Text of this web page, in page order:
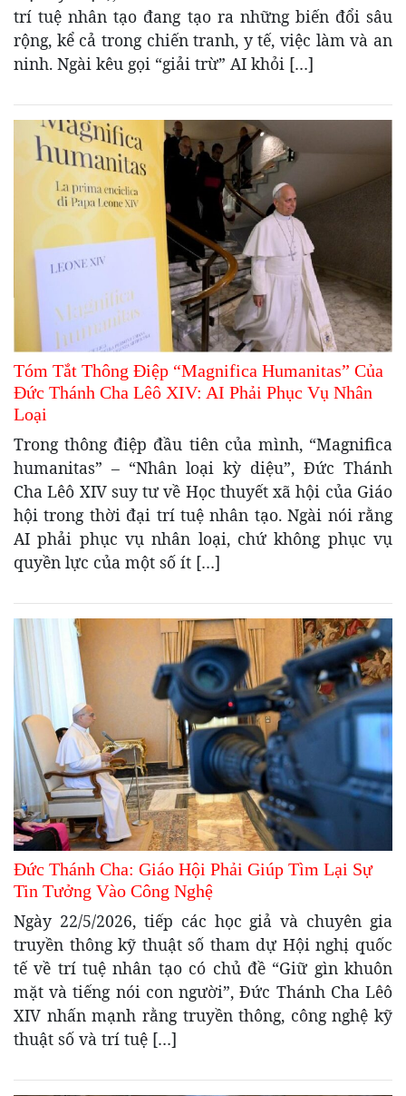
trí tuệ nhân tạo đang tạo ra những biến đổi sâu
rộng, kể cả trong chiến tranh, y tế, việc làm và an
ninh. Ngài kêu gọi “giải trừ” AI khỏi […]
Tóm Tắt Thông Điệp “Magnifica Humanitas” Của
Đức Thánh Cha Lêô XIV: AI Phải Phục Vụ Nhân
Loại
Trong thông điệp đầu tiên của mình, “Magnifica
humanitas” – “Nhân loại kỳ diệu”, Đức Thánh
Cha Lêô XIV suy tư về Học thuyết xã hội của Giáo
hội trong thời đại trí tuệ nhân tạo. Ngài nói rằng
AI phải phục vụ nhân loại, chứ không phục vụ
quyền lực của một số ít […]
Đức Thánh Cha: Giáo Hội Phải Giúp Tìm Lại Sự
Tin Tưởng Vào Công Nghệ
Ngày 22/5/2026, tiếp các học giả và chuyên gia
truyền thông kỹ thuật số tham dự Hội nghị quốc
tế về trí tuệ nhân tạo có chủ đề “Giữ gìn khuôn
mặt và tiếng nói con người”, Đức Thánh Cha Lêô
XIV nhấn mạnh rằng truyền thông, công nghệ kỹ
thuật số và trí tuệ […]